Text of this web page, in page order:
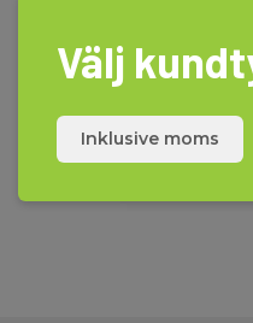
Välj
Inklusive moms